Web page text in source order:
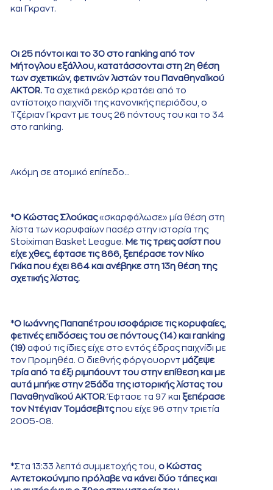
και Γκραντ.
Οι 25 πόντοι και το 30 στο ranking από τον
Μήτογλου εξάλλου, κατατάσσονται στη 2η θέση
των σχετικών, φετινών λιστών του Παναθηναϊκού
AKTOR. Τα σχετικά ρεκόρ κρατάει από το
αντίστοιχο παιχνίδι της κανονικής περιόδου, ο
Τζέριαν Γκραντ με τους 26 πόντους του και το 34
στο ranking.
Ακόμη σε ατομικό επίπεδο…
*Ο Κώστας Σλούκας«σκαρφάλωσε» μία θέση στη
λίστα των κορυφαίων πασέρ στην ιστορία της
Stoiximan Basket League. Με τις τρεις ασίστ που
είχε χθες, έφτασε τις 866, ξεπέρασε τον Νίκο
Γκίκα που έχει 864 και ανέβηκε στη 13η θέση της
σχετικής λίστας.
*Ο Ιωάννης Παπαπέτρου ισοφάρισε τις κορυφαίες,
φετινές επιδόσεις του σε πόντους (14) και ranking
(19) αφού τις ίδιες είχε στο εντός έδρας παιχνίδι με
τον Προμηθέα. Ο διεθνής φόργουορντ μάζεψε
τρία από τα έξι ριμπάουντ του στην επίθεση και με
αυτά μπήκε στην 25άδα της ιστορικής λίστας του
Παναθηναϊκού AKTOR . Έφτασε τα 97 και ξεπέρασε
τον Ντέγιαν Τομάσεβιτςπου είχε 96 στην τριετία
2005-08.
*Στα 13:33 λεπτά συμμετοχής του, ο Κώστας
Αντετοκούνμπο πρόλαβε να κάνει δύο τάπες και